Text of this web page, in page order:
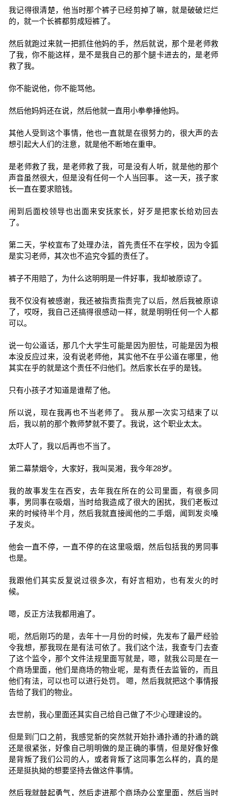
我记得很清楚，他当时那个裤子已经剪掉了嘛，就是破破烂烂
的，就一个长裤都剪成短裤了。
然后就跑过来就一把抓住他妈的手，然后就说，那个是老师救
了我，你不能这样，是不是我自己的那个腿卡进去的，是老师
救了我。
你不能说他，你不能骂他。
然后他妈妈还在说，然后他就一直用小拳拳捶他妈。
其他人受到这个事情，他也一直就是在很努力的，很大声的去
想引起大人们的注意，就是他不断地在重申。
是老师救了我，是老师救了我，可是没有人听，就是他的那个
声音虽然很大，但是没有任何一个人当回事。 这一天，孩子家
长一直在要求赔钱。
闹到后面校领导也出面来安抚家长，好歹是把家长给劝回去
了。
第二天，学校宣布了处理办法，首先责任不在学校，因为令狐
是实习老师，其次也不追究令狐的责任了。
裤子不用赔了，为什么这明明是一件好事，我却被原谅了。
我不仅没有被感谢，我还被指责指责完了以后，然后我被原谅
了，哎呀，我自己还搞得很感动一样，就是明明任何一个人都
可以。
说一句公道话，那几个大学生可能是因为胆怯，可能是因为根
本没反应过来，没有说老师他，其实他不在乎公道在哪里，他
其实在乎的就是这个责任不归他们。然后家长在乎的是钱。
只有小孩子才知道是谁帮了他。
所以说，现在我再也不当老师了。 我从那一次实习结束了以
后，我以前的那个教师梦就不要了。我说，这个职业太太。
太吓人了，我以后再也不当了。
第二幕禁烟令，大家好，我叫吴湘，我今年28岁。
我的故事发生在西安，去年我在所在的公司里面，有很多同
事，男同事在吸烟，当时给我造成了很大的困扰，我们老板过
来的时候待半个月，然后我就直接闻他的二手烟，闻到发炎嗓
子发炎。
他会一直不停，一直不停的在这里吸烟，然后包括我的男同事
也是。
我跟他们其实反复说过很多次，有好言相劝，也有发火的时
候。
嗯，反正方法我都用遍了。
呃，然后刚巧的是，去年十一月份的时候，先发布了最严经验
令我想，那我现在是有法可依了。我们这个法，我查专门去查
了这个监令，那个文件法规里面写就是，嗯，就我公司是在一
个商场里面，他们是商场的物业呢，是有责任去监管的，而且
他们有法，可以也可以进行处罚。 嗯，然后我就把这个事情报
告给了我们的物业。
去世前，我心里面还其实自己给自己做了不少心理建设的。
但是到门口之前，我感觉新的突然就开始扑通扑通的扑通的跳
还是很紧张，好像自己明明做的是正确的事情，但是好像好像
是背叛了我们公司的人，或者背叛了这同事怎么样的，真的是
还是挺执拗的想要坚持去做这件事情。
然后我就鼓起勇气，然后走进那个商场办公室里面，然后当时